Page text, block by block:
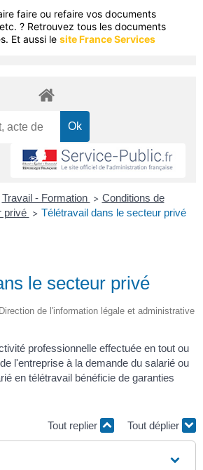
faire ou refaire vos documents
? Retrouvez tous les documents
Et aussi le site France Services
Travail - Formation > Conditions de
privé > Télétravail dans le secteur privé
le secteur privé
de l'information légale et administrative
professionnelle effectuée en tout ou
l'entreprise à la demande du salarié ou
en télétravail bénéficie de garanties
Tout replier Tout déplier